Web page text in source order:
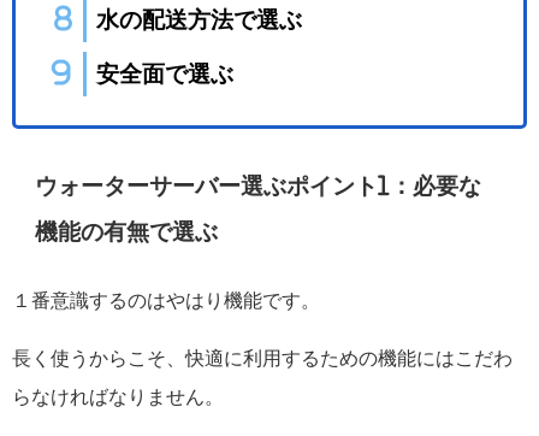
水の配送方法で選ぶ
安全面で選ぶ
ウォーターサーバー選ぶポイント1：必要な
機能の有無で選ぶ
１番意識するのはやはり機能です。
長く使うからこそ、快適に利用するための機能にはこだわ
らなければなりません。